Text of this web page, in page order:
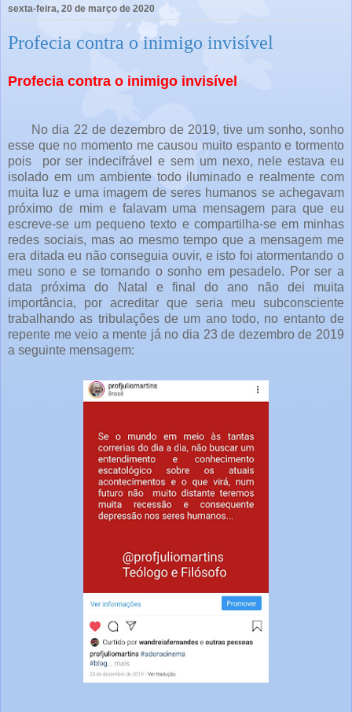
sexta-feira, 20 de março de 2020
Profecia contra o inimigo invisível
Profecia contra o inimigo invisível
No dia 22 de dezembro de 2019, tive um sonho, sonho
esse que no momento me causou muito espanto e tormento
pois por ser indecifrável e sem um nexo, nele estava eu
isolado em um ambiente todo iluminado e realmente com
muita luz e uma imagem de seres humanos se achegavam
próximo de mim e falavam uma mensagem para que eu
escreve-se um pequeno texto e compartilha-se em minhas
redes sociais, mas ao mesmo tempo que a mensagem me
era ditada eu não conseguia ouvir, e isto foi atormentando o
meu sono e se tornando o sonho em pesadelo. Por ser a
data próxima do Natal e final do ano não dei muita
importância, por acreditar que seria meu subconsciente
trabalhando as tribulações de um ano todo, no entanto de
repente me veio a mente já no dia 23 de dezembro de 2019
a seguinte mensagem: